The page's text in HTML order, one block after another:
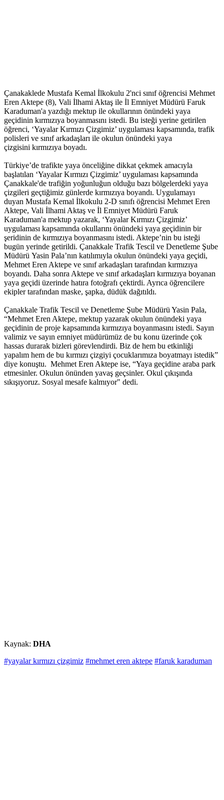
Çanakaklede Mustafa Kemal İlkokulu 2'nci sınıf öğrencisi Mehmet
Eren Aktepe (8), Vali İlhami Aktaş ile İl Emniyet Müdürü Faruk
Karaduman'a yazdığı mektup ile okullarının önündeki yaya
geçidinin kırmızıya boyanmasını istedi. Bu isteği yerine getirilen
öğrenci, ‘Yayalar Kırmızı Çizgimiz’ uygulaması kapsamında, trafik
polisleri ve sınıf arkadaşları ile okulun önündeki yaya
çizgisini kırmızıya boyadı.
Türkiye’de trafikte yaya önceliğine dikkat çekmek amacıyla
başlatılan ‘Yayalar Kırmızı Çizgimiz’ uygulaması kapsamında
Çanakkale'de trafiğin yoğunluğun olduğu bazı bölgelerdeki yaya
çizgileri geçtiğimiz günlerde kırmızıya boyandı. Uygulamayı
duyan Mustafa Kemal İlkokulu 2-D sınıfı öğrencisi Mehmet Eren
Aktepe, Vali İlhami Aktaş ve İl Emniyet Müdürü Faruk
Karaduman'a mektup yazarak, ‘Yayalar Kırmızı Çizgimiz’
uygulaması kapsamında okullarını önündeki yaya geçidinin bir
şeridinin de kırmızıya boyanmasını istedi. Aktepe’nin bu isteği
bugün yerinde getirildi. Çanakkale Trafik Tescil ve Denetleme Şube
Müdürü Yasin Pala’nın katılımıyla okulun önündeki yaya geçidi,
Mehmet Eren Aktepe ve sınıf arkadaşları tarafından kırmızıya
boyandı. Daha sonra Aktepe ve sınıf arkadaşları kırmızıya boyanan
yaya geçidi üzerinde hatıra fotoğrafı çektirdi. Ayrıca öğrencilere
ekipler tarafından maske, şapka, düdük dağıtıldı.
Çanakkale Trafik Tescil ve Denetleme Şube Müdürü Yasin Pala,
“Mehmet Eren Aktepe, mektup yazarak okulun önündeki yaya
geçidinin de proje kapsamında kırmızıya boyanmasını istedi. Sayın
valimiz ve sayın emniyet müdürümüz de bu konu üzerinde çok
hassas durarak bizleri görevlendirdi. Biz de hem bu etkinliği
yapalım hem de bu kırmızı çizgiyi çocuklarımıza boyatmayı istedik”
diye konuştu. Mehmet Eren Aktepe ise, “Yaya geçidine araba park
etmesinler. Okulun önünden yavaş geçsinler. Okul çıkışında
sıkışıyoruz. Sosyal mesafe kalmıyor" dedi.
Kaynak: DHA
#yayalar kırmızı çizgimiz #mehmet eren aktepe #faruk karaduman